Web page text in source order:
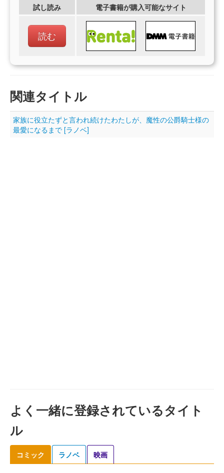
試し読み 電子書籍が購入可能なサイト
読む
関連タイトル
家族に役立たずと言われ続けたわたしが、魔性の公爵騎士様の
最愛になるまで [ラノベ]
よく一緒に登録されているタイト
ル
コミック ラノベ 映画